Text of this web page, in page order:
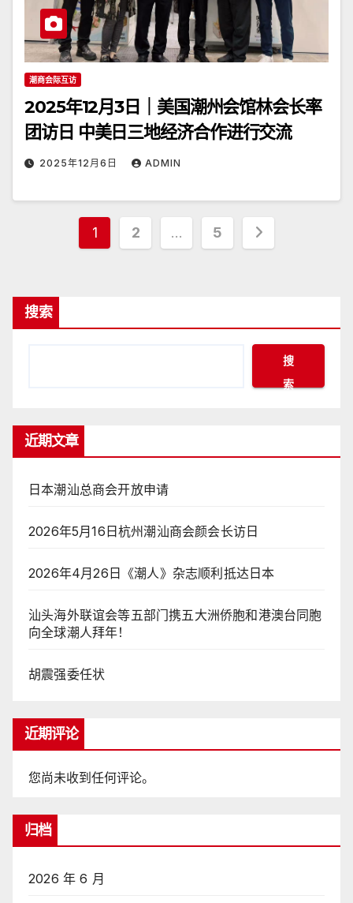
潮商会际互访
2025年12月3日｜美国潮州会馆林会长率
团访日 中美日三地经济合作进行交流
2025年12月6日 ADMIN
文
页
1 2 … 5
搜索
搜
索
近期文章
日本潮汕总商会开放申请
2026年5月16日杭州潮汕商会颜会长访日
2026年4月26日《潮人》杂志顺利抵达日本
汕头海外联谊会等五部门携五大洲侨胞和港澳台同胞
向全球潮人拜年！
胡震强委任状
近期评论
您尚未收到任何评论。
归档
2026 年 6 月